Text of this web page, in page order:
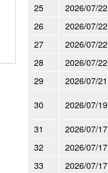
25
2026/07/22
26
2026/07/22
27
2026/07/22
28
2026/07/22
29
2026/07/21
30
2026/07/19
31
2026/07/17
32
2026/07/17
33
2026/07/17